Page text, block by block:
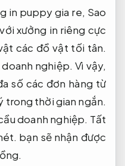
in puppy gia re, Sao
xưởng in riêng cực
các đồ vật tối tân.
nghiệp. Vì vậy,
số các đơn hàng từ
trong thời gian ngắn.
doanh nghiệp. Tất
bạn sẽ nhận được